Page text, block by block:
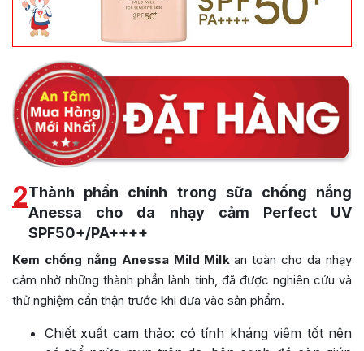
2Thành phần chính trong sữa chống nắng
Anessa cho da nhạy cảm Perfect UV
SPF50+/PA++++
Kem chống nắng Anessa Mild Milkan toàn cho da nhạy
cảm nhờ những thành phần lành tính, đã được nghiên cứu và
thử nghiệm cẩn thận trước khi đưa vào sản phẩm.
Chiết xuất cam thảo: có tính kháng viêm tốt nên